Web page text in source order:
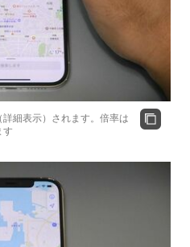
細表示）されます。倍率は
す